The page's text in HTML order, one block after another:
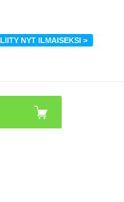
LIITY NYT ILMAISEKSI >